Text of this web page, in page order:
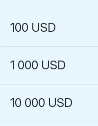
100 USD
1 000 USD
10 000 USD